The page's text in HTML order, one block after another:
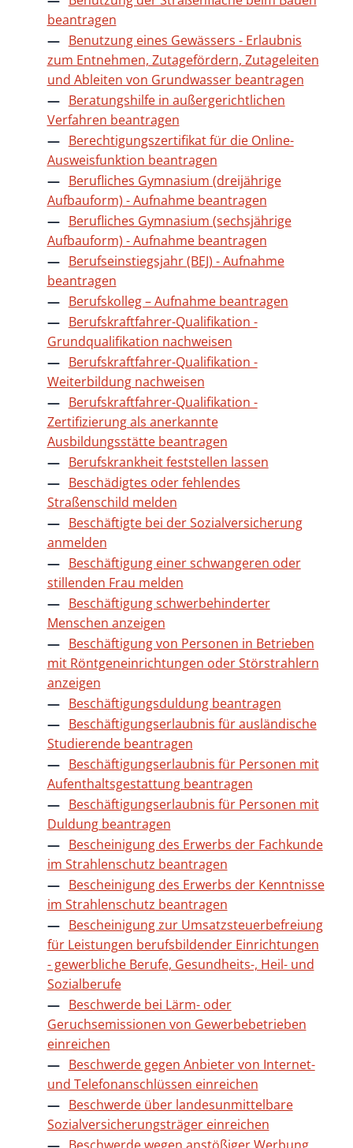
beantragen
Benutzung eines Gewässers - Erlaubnis
zum Entnehmen, Zutagefördern, Zutageleiten
und Ableiten von Grundwasser beantragen
Beratungshilfe in außergerichtlichen
Verfahren beantragen
Berechtigungszertifikat für die Online-
Ausweisfunktion beantragen
Berufliches Gymnasium (dreijährige
Aufbauform) - Aufnahme beantragen
Berufliches Gymnasium (sechsjährige
Aufbauform) - Aufnahme beantragen
Berufseinstiegsjahr (BEJ) - Aufnahme
beantragen
Berufskolleg – Aufnahme beantragen
Berufskraftfahrer-Qualifikation -
Grundqualifikation nachweisen
Berufskraftfahrer-Qualifikation -
Weiterbildung nachweisen
Berufskraftfahrer-Qualifikation -
Zertifizierung als anerkannte
Ausbildungsstätte beantragen
Berufskrankheit feststellen lassen
Beschädigtes oder fehlendes
Straßenschild melden
Beschäftigte bei der Sozialversicherung
anmelden
Beschäftigung einer schwangeren oder
stillenden Frau melden
Beschäftigung schwerbehinderter
Menschen anzeigen
Beschäftigung von Personen in Betrieben
mit Röntgeneinrichtungen oder Störstrahlern
anzeigen
Beschäftigungsduldung beantragen
Beschäftigungserlaubnis für ausländische
Studierende beantragen
Beschäftigungserlaubnis für Personen mit
Aufenthaltsgestattung beantragen
Beschäftigungserlaubnis für Personen mit
Duldung beantragen
Bescheinigung des Erwerbs der Fachkunde
im Strahlenschutz beantragen
Bescheinigung des Erwerbs der Kenntnisse
im Strahlenschutz beantragen
Bescheinigung zur Umsatzsteuerbefreiung
für Leistungen berufsbildender Einrichtungen
- gewerbliche Berufe, Gesundheits-, Heil- und
Sozialberufe
Beschwerde bei Lärm- oder
Geruchsemissionen von Gewerbebetrieben
einreichen
Beschwerde gegen Anbieter von Internet-
und Telefonanschlüssen einreichen
Beschwerde über landesunmittelbare
Sozialversicherungsträger einreichen